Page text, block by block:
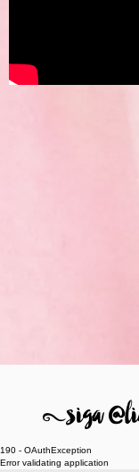
8siga
190 - OAuthException
Error validating application